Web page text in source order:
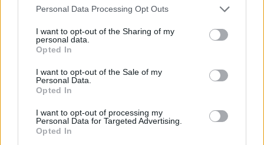
Personal Data Processing Opt Outs
I want to opt-out of the Sharing of my
personal data.
Opted In
I want to opt-out of the Sale of my
Personal Data.
Opted In
I want to opt-out of processing my
Personal Data for Targeted Advertising.
Opted In